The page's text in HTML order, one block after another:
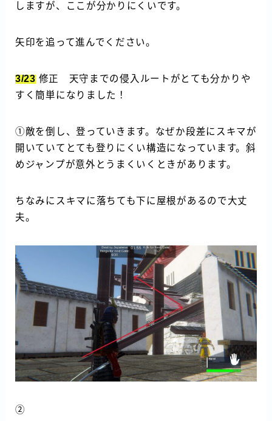
しますが、ここが分かりにくいです。
矢印を追って進んでください。
3/23 修正 天守までの侵入ルートがとても分かりや
すく簡単になりました！
①敵を倒し、登っていきます。なぜか段差にスキマが
開いていてとても登りにくい構造になっています。斜
めジャンプが意外とうまくいくときがあります。
ちなみにスキマに落ちても下に屋根があるので大丈
夫。
②